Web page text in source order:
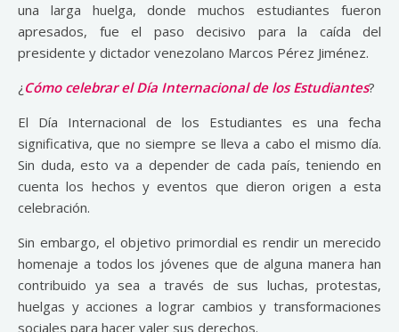
una larga huelga, donde muchos estudiantes fueron
apresados, fue el paso decisivo para la caída del
presidente y dictador venezolano Marcos Pérez Jiménez.
¿ Cómo celebrar el Día Internacional de los Estudiantes?
El Día Internacional de los Estudiantes es una fecha
significativa, que no siempre se lleva a cabo el mismo día.
Sin duda, esto va a depender de cada país, teniendo en
cuenta los hechos y eventos que dieron origen a esta
celebración.
Sin embargo, el objetivo primordial es rendir un merecido
homenaje a todos los jóvenes que de alguna manera han
contribuido ya sea a través de sus luchas, protestas,
huelgas y acciones a lograr cambios y transformaciones
sociales para hacer valer sus derechos.